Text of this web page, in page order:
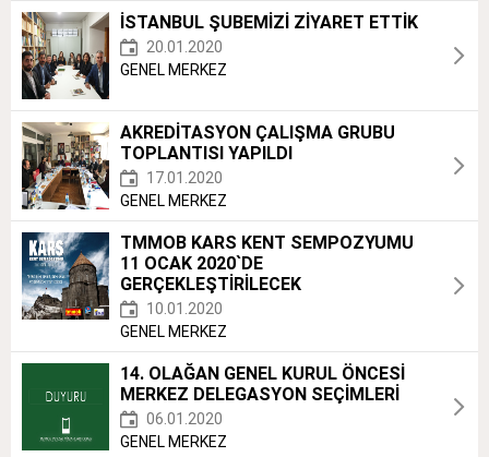
İSTANBUL ŞUBEMİZİ ZİYARET ETTİK
20.01.2020
GENEL MERKEZ
AKREDİTASYON ÇALIŞMA GRUBU
TOPLANTISI YAPILDI
17.01.2020
GENEL MERKEZ
TMMOB KARS KENT SEMPOZYUMU
11 OCAK 2020`DE
GERÇEKLEŞTİRİLECEK
10.01.2020
GENEL MERKEZ
14. OLAĞAN GENEL KURUL ÖNCESİ
MERKEZ DELEGASYON SEÇİMLERİ
06.01.2020
GENEL MERKEZ